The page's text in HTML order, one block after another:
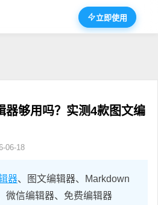
立即使用
够用吗？实测4款图文编
06-18
器、图文编辑器、Markdown
微信编辑器、免费编辑器